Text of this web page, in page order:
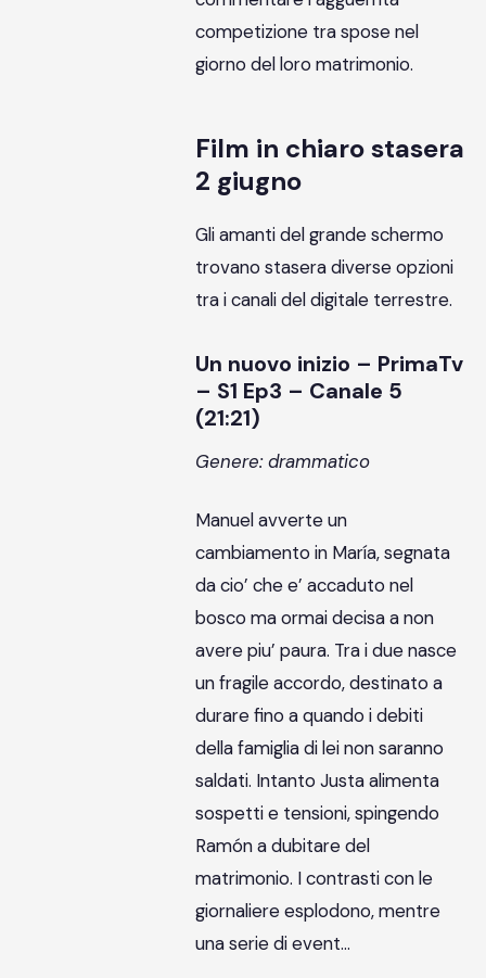
competizione tra spose nel
giorno del loro matrimonio.
Film in chiaro stasera
2 giugno
Gli amanti del grande schermo
trovano stasera diverse opzioni
tra i canali del digitale terrestre.
Un nuovo inizio – PrimaTv
– S1 Ep3 – Canale 5
(21:21)
Genere: drammatico
Manuel avverte un
cambiamento in María, segnata
da cio’ che e’ accaduto nel
bosco ma ormai decisa a non
avere piu’ paura. Tra i due nasce
un fragile accordo, destinato a
durare fino a quando i debiti
della famiglia di lei non saranno
saldati. Intanto Justa alimenta
sospetti e tensioni, spingendo
Ramón a dubitare del
matrimonio. I contrasti con le
giornaliere esplodono, mentre
una serie di event…